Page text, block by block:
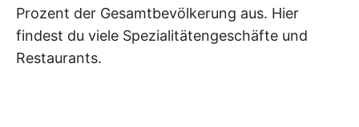
Prozent der Gesamtbevölkerung aus. Hier
findest du viele Spezialitätengeschäfte und
Restaurants.